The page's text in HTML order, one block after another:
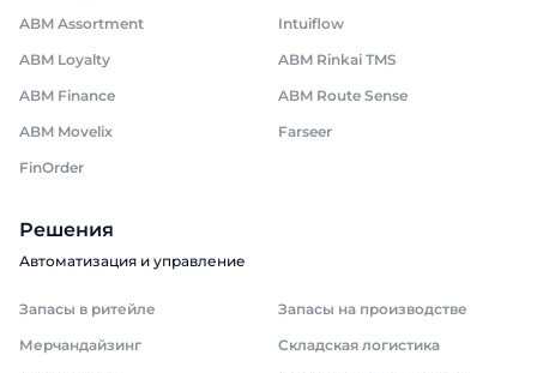
ABM Assortment
Intuiflow
ABM Loyalty
ABM Rinkai TMS
ABM Finance
ABM Route Sense
ABM Movelix
Farseer
FinOrder
Решения
Автоматизация и управление
Запасы в ритейле
Запасы на производстве
Мерчандайзинг
Складская логистика